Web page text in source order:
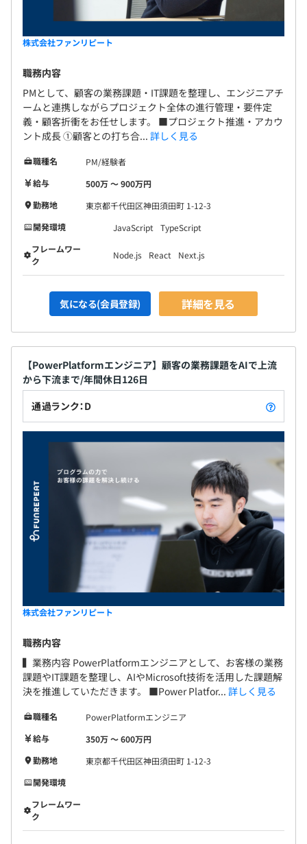
◎ 1on1ミーティングで定期的なフィードバック実施
◎ 行動規範および成果達成度で評価、半期ごとの見直し
で明確なキャリアパスを提示
◎ 成長次第で事業部長やCTOなども目指せる
◉戦略・顧客開発本部：4名
◉技術コンサルティング部：14名
◉人事・経営基盤本部：2名
▍SI事業部マネージャー
¨¨¨¨¨¨¨¨¨¨¨¨¨¨¨¨¨¨¨¨¨¨¨¨¨¨¨¨¨¨¨¨¨¨¨
営業職からIT業界へキャリアチェンジを果たし、システム
エンジニアとしてのキャリアをスタート。
その後、プロジェクトマネージャーとして活躍の場を広
げ、現在は複数案件のマネジメントを担当。
システム開発の統括だけでなく、採用活動や営業業務にも
携わり、幅広い視点でプロジェクトを推進しています。
▍SI事業部リーダー
¨¨¨¨¨¨¨¨¨¨¨¨¨¨¨¨¨¨¨¨¨¨¨¨¨¨¨¨¨¨¨¨¨¨¨
専門商社やIT・通信業界での営業事務職を経て、システム
エンジニアにキャリアチェンジ。
前職では営業担当者やベンダーとのスムーズなコミュニケ
ーションを通じて、タスクを進行。
現在は、案件に応じて開発業務を担当することもあれば、
顧客折衝を通じたプロジェクトの推進など多岐にわたる業
務を手がけています。
他部署やメンバーと密にコミュニケーションを取りなが
ら、LLMやローコードツールを駆使した高速開発に挑戦し
ています！
年次や年齢、役職に関わらず、みんなが積極的に意見を出
株式会社ファンリピート
職務内容
PMとして、顧客の業務課題・IT課題を整理し、エンジニアチ
ームと連携しながらプロジェクト全体の進行管理・要件定
義・顧客折衝をお任せします。 ■プロジェクト推進・アカウ
ント成長 ①顧客との打ち合... 詳しく見る
職種名
PM/経験者
給与
500万 〜 900万円
勤務地
東京都千代田区神田須田町 1-12-3
開発環境
JavaScript
TypeScript
フレームワー
ク
Node.js React Next.js
気になる(会員登録) 詳細を見る
【PowerPlatformエンジニア】顧客の業務課題をAIで上流
から下流まで/年間休日126日
通過ランク：D
株式会社ファンリピート
職務内容
▍業務内容 PowerPlatformエンジニアとして、お客様の業務
課題やIT課題を整理し、AIやMicrosoft技術を活用した課題解
決を推進していただきます。 ■Power Platfor... 詳しく見る
職種名
PowerPlatformエンジニア
給与
350万 〜 600万円
勤務地
東京都千代田区神田須田町 1-12-3
開発環境
フレームワー
ク